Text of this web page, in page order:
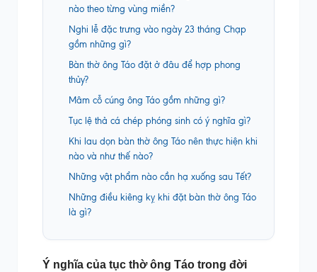
nào theo từng vùng miền?
Nghi lễ đặc trưng vào ngày 23 tháng Chạp
gồm những gì?
Bàn thờ ông Táo đặt ở đâu để hợp phong
thủy?
Mâm cỗ cúng ông Táo gồm những gì?
Tục lệ thả cá chép phóng sinh có ý nghĩa gì?
Khi lau dọn bàn thờ ông Táo nên thực hiện khi
nào và như thế nào?
Những vật phẩm nào cần hạ xuống sau Tết?
Những điều kiêng kỵ khi đặt bàn thờ ông Táo
là gì?
Ý nghĩa của tục thờ ông Táo trong đời